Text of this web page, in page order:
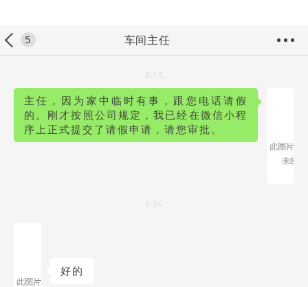
5 车间主任
8:15
主任，因为家中临时有事，跟您电话请假
的。刚才按照公司规定，我已经在微信小程
序上正式提交了请假申请，请您审批。
8:30
好的